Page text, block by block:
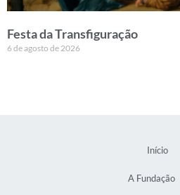
Festa da Transfiguração
6 de agosto de 2026
Início
A Fundação